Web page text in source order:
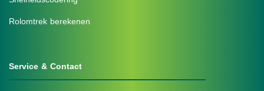
Rolomtrek berekenen
Service & Contact